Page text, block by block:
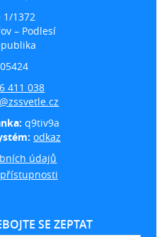
1/1372
– Podlesí
411 038
q9tiv9a
odkaz
údajů
SE ZEPTAT